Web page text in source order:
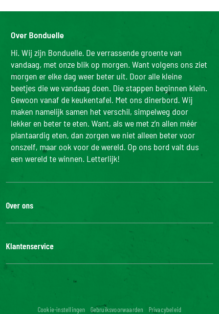
Over Bonduelle
Hi. Wij zijn Bonduelle. De verrassende groente van
vandaag, met onze blik op morgen. Want volgens ons ziet
morgen er elke dag weer beter uit. Door alle kleine
beetjes die we vandaag doen. Die stappen beginnen klein.
Gewoon vanaf de keukentafel. Met ons dinerbord. Wij
maken namelijk samen het verschil, simpelweg door
lekker en beter te eten. Want, als we met z’n allen méér
plantaardig eten, dan zorgen we niet alleen beter voor
onszelf, maar ook voor de wereld. Op ons bord valt dus
een wereld te winnen. Letterlijk!
Over ons
De Bonduelle groep
Bonduelle Food Service
Klantenservice
Neem contact met ons op
Veelgestelde vragen
Cookie-instellingen Gebruiksvoorwaarden Privacybeleid